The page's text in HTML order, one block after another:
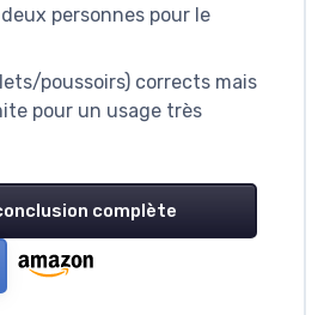
personnes pour le
poussoirs) corrects mais
pour un usage très
complète